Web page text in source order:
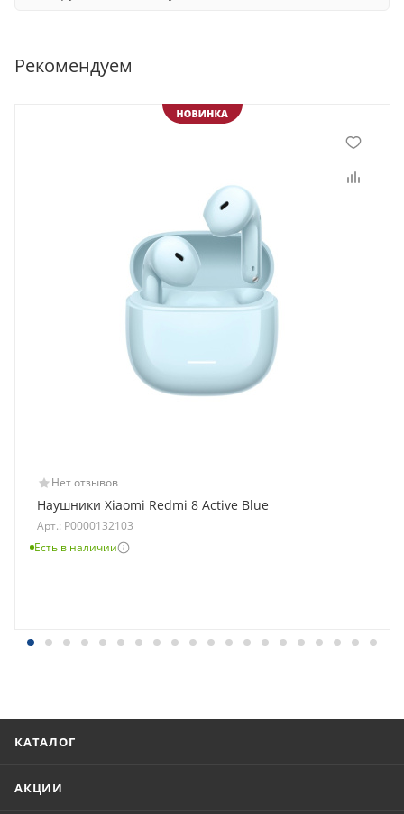
Рекомендуем
Нет отзывов
Наушники Xiaomi Redmi 8 Active Blue
Арт.: Р0000132103
Есть в наличии
КАТАЛОГ
АКЦИИ